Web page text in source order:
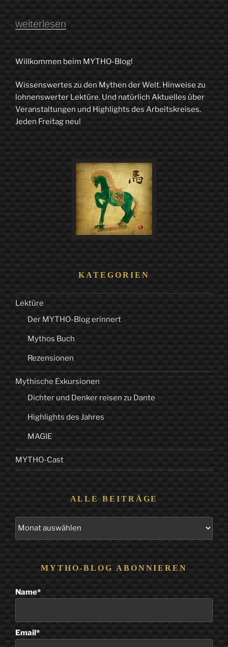
„Der
Blog
trotzdem
–
1.0“
weiterlesen
Willkommen beim MYTHO-Blog!
Wissenswertes zu den Mythen der Welt. Hinweise zu
lohnenswerter Lektüre. Und natürlich Aktuelles über
Veranstaltungen und Highlights des Arbeitskreises.
Jeden Freitag neu!
KATEGORIEN
Lektüre
Der MYTHO-Blog erinnert
Mythos Buch
Rezensionen
Mythische Exkursionen
Dichter und Denker reisen zu Dante
Highlights des Jahres
MAGIE
MYTHO-Cast
ALLE BEITRÄGE
MYTHO-BLOG ABONNIEREN
Name*
Email*